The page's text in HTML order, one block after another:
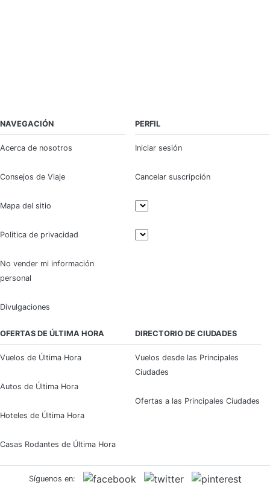
NAVEGACIÓN
Acerca de nosotros
Consejos de Viaje
Mapa del sitio
Política de privacidad
No vender mi información
personal
Divulgaciones
PERFIL
Iniciar sesión
Cancelar suscripción
OFERTAS DE ÚLTIMA HORA
Vuelos de Última Hora
Autos de Última Hora
Hoteles de Última Hora
Casas Rodantes de Última Hora
DIRECTORIO DE CIUDADES
Vuelos desde las Principales
Ciudades
Ofertas a las Principales Ciudades
Síguenos en: